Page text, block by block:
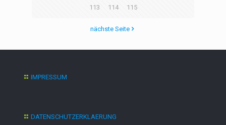
113 114 115
nächste Seite
IMPRESSUM
DATENSCHUTZERKLAERUNG